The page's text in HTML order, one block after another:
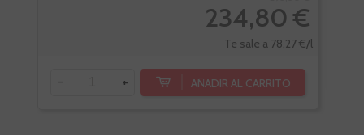
234,80 €
Te sale a 78,27 €/l
- + AÑADIR AL CARRITO